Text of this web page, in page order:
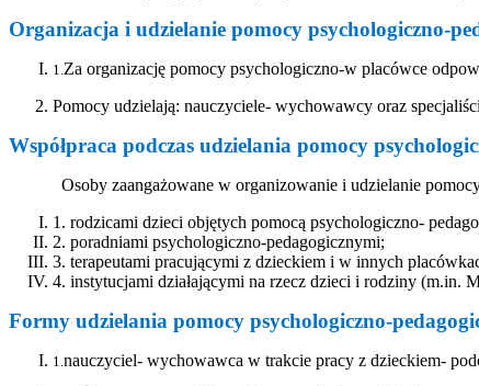
Organizacja i udzielanie pomocy psychologiczno-
1. Za organizację pomocy psychologiczno-w placówce
Pomocy udzielają: nauczyciele- wychowawcy oraz
Współpraca podczas udzielania pomocy
Osoby zaangażowane w organizowanie i udzielanie
1. rodzicami dzieci objętych pomocą psychologiczno-
2. poradniami psychologiczno-pedagogicznymi;
3. terapeutami pracującymi z dzieckiem i w innych
4. instytucjami działającymi na rzecz dzieci i rodziny (m.in.
Formy udzielania pomocy psychologiczno-
1. nauczyciel- wychowawca w trakcie pracy z dzieckiem-